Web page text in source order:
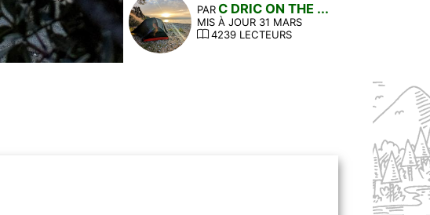
PAR C DRIC ON THE ...
MIS À JOUR 31 MARS
4239 LECTEURS